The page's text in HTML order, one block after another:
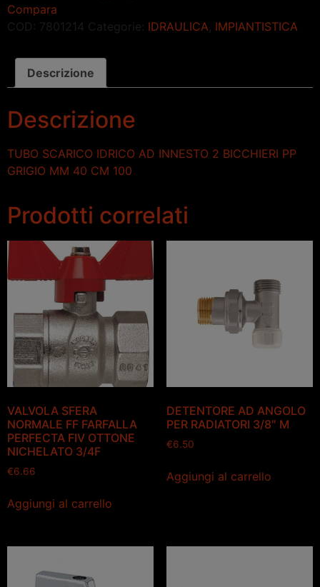
Compara
COD: 7801214 Categorie: IDRAULICA IMPIANTISTICA
Descrizione
Descrizione
TUBO SCARICO IDRICO AD INNESTO 2 BICCHIERI PP
GRIGIO MM 40 CM 100
Prodotti correlati
VALVOLA SFERA
NORMALE FF FARFALLA
PERFECTA FIV OTTONE
NICHELATO 3/4F
€6.66
Aggiungi al carrello
DETENTORE AD ANGOLO
PER RADIATORI 3/8″ M
€6.50
Aggiungi al carrello